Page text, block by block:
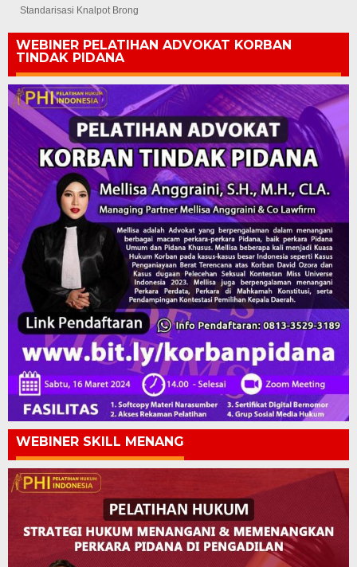
Standarisasi Knalpot Brong
WEBINER PELATIHAN ADVOKAT KORBAN
TINDAK PIDANA
WEBINER SKILL MENANG